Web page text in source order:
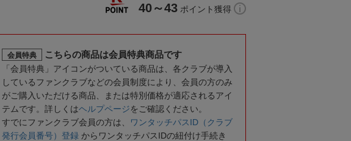
40～43 ポイント獲得
会員特典 こちらの商品は会員特典商品です
「会員特典」アイコンがついている商品は、各クラブが導入
しているファンクラブなどの会員制度により、会員の方のみ
がご購入いただける商品、または特別価格が適応されるアイ
テムです。詳しくはヘルプページをご確認ください。
すでにファンクラブ会員の方は、
ワンタッチパスID（クラブ
発行会員番号）登録 からワンタッチパスIDの紐付け手続き